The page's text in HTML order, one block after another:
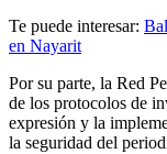
Te puede interesar:
en Nayarit
Por su parte, la Red
de los protocolos de
expresión y la
la seguridad del